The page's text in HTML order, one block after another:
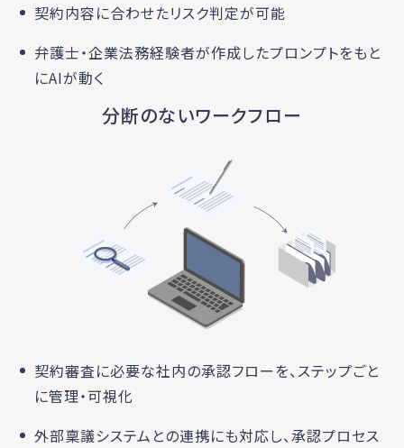
契約内容に合わせたリスク判定が可能
弁護士・企業法務経験者が作成したプロンプトをもと
にAIが動く
分断のないワークフロー
契約審査に必要な社内の承認フローを、ステップごと
に管理・可視化
外部稟議システムとの連携にも対応し、承認プロセス